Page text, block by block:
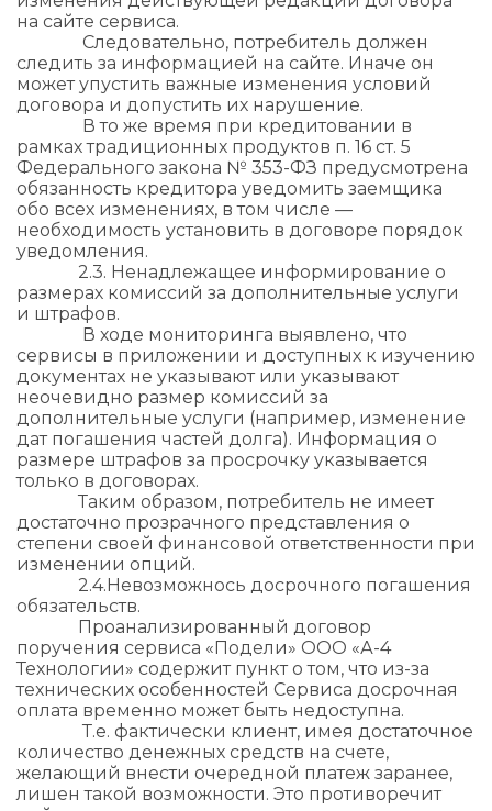
на сайте сервиса.
Следовательно, потребитель должен
следить за информацией на сайте. Иначе он
может упустить важные изменения условий
договора и допустить их нарушение.
В то же время при кредитовании в
рамках традиционных продуктов п. 16 ст. 5
Федерального закона № 353-ФЗ предусмотрена
обязанность кредитора уведомить заемщика
обо всех изменениях, в том числе —
необходимость установить в договоре порядок
уведомления.
2.3. Ненадлежащее информирование о
размерах комиссий за дополнительные услуги
и штрафов.
В ходе мониторинга выявлено, что
сервисы в приложении и доступных к изучению
документах не указывают или указывают
неочевидно размер комиссий за
дополнительные услуги (например, изменение
дат погашения частей долга). Информация о
размере штрафов за просрочку указывается
только в договорах.
Таким образом, потребитель не имеет
достаточно прозрачного представления о
степени своей финансовой ответственности при
изменении опций.
2.4.​Невозможнось досрочного погашения
обязательств.
Проанализированный договор
поручения сервиса «Подели» ООО «А-4
Технологии» содержит пункт о том, что из-за
технических особенностей Сервиса досрочная
оплата временно может быть недоступна.
Т.е. фактически клиент, имея достаточное
количество денежных средств на счете,
желающий внести очередной платеж заранее,
лишен такой возможности. Это противоречит